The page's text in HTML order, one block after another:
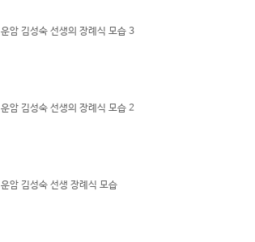
운암 김성숙 선생의 장례식 모습 3
운암 김성숙 선생의 장례식 모습 2
운암 김성숙 선생 장례식 모습